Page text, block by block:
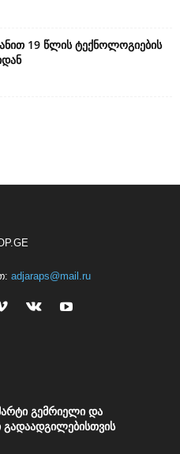
19 წლის ტექნოლოგიების
adjaraps@mail.ru
გემრიელი და